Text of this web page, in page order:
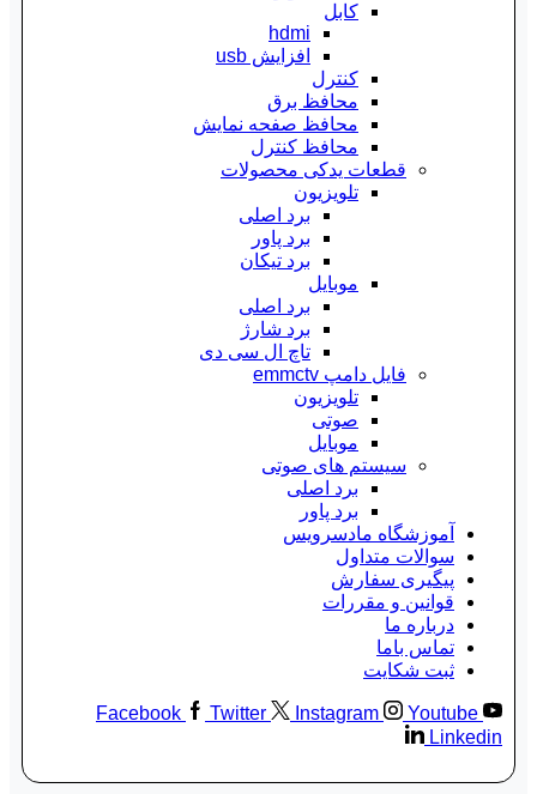
کابل
hdmi
افزایش usb
کنترل
محافظ برق
محافظ صفحه نمایش
محافظ کنترل
قطعات یدکی محصولات
تلویزیون
برد اصلی
برد پاور
برد تیکان
موبایل
برد اصلی
برد شارژ
تاچ ال سی دی
فایل دامپ emmctv
تلویزیون
صوتی
موبایل
سیستم های صوتی
برد اصلی
برد پاور
آموزشگاه مادسرویس
سوالات متداول
پیگیری سفارش
قوانین و مقررات
درباره ما
تماس باما
ثبت شکایت
Facebook Twitter Instagram
Youtube
Linkedin